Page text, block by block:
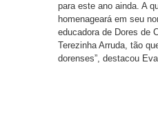
para este ano ainda. A
homenageará em seu
educadora de Dores de
Terezinha Arruda, tão
dorenses”, destacou